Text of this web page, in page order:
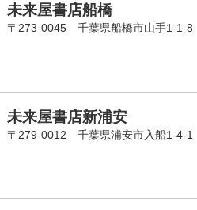
未来屋書店船橋
〒273-0045 千葉県船橋市山手1-1-8
未来屋書店新浦安
〒279-0012 千葉県浦安市入船1-4-1